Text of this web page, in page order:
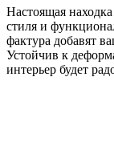
Настоящая
стиля и
фактура добавят
Устойчив к
интерьер будет